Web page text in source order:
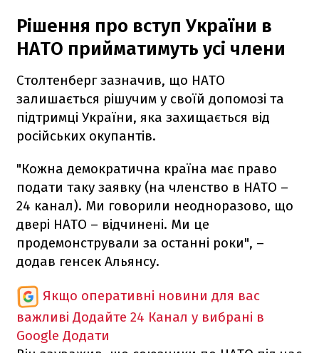
Рішення про вступ України в
НАТО прийматимуть усі члени
Столтенберг зазначив, що НАТО
залишається рішучим у своїй допомозі та
підтримці України, яка захищається від
російських окупантів.
"Кожна демократична країна має право
подати таку заявку (на членство в НАТО –
24 канал). Ми говорили неодноразово, що
двері НАТО – відчинені. Ми це
продемонстрували за останні роки", –
додав генсек Альянсу.
Якщо оперативні новини для вас
важливі Додайте 24 Канал у вибрані в
Google Додати